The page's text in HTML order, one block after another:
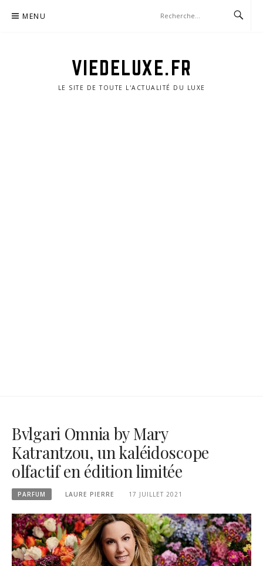
MENU
VIEDELUXE.FR
LE SITE DE TOUTE L'ACTUALITÉ DU LUXE
Bvlgari Omnia by Mary
Katrantzou, un kaléidoscope
olfactif en édition limitée
PARFUM LAURE PIERRE 17 JUILLET 2021